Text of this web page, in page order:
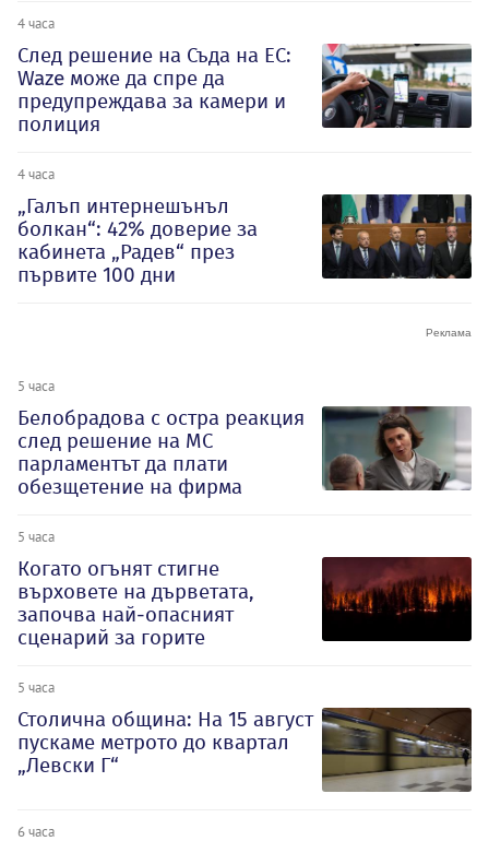
4 часа
След решение на Съда на ЕС:
Waze може да спре да
предупреждава за камери и
полиция
4 часа
„Галъп интернешънъл
болкан“: 42% доверие за
кабинета „Радев“ през
първите 100 дни
5 часа
Белобрадова с остра реакция
след решение на МС
парламентът да плати
обезщетение на фирма
5 часа
Когато огънят стигне
върховете на дърветата,
започва най-опасният
сценарий за горите
5 часа
Столична община: На 15 август
пускаме метрото до квартал
„Левски Г“
6 часа